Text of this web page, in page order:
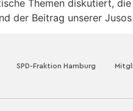
Themen diskutiert,
der Beitrag unserer
SPD-Fraktion Hamburg